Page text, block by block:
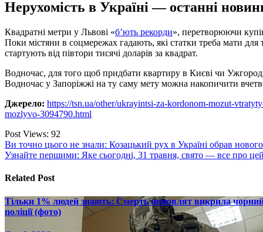
Нерухомість в Україні — останні
Квадратні метри у Львові «б’ють рекорди», перетворюючи
Поки містяни в соцмережах гадають, які статки треба мати для
стартують від півтори тисячі доларів за квадрат.
Водночас, для того щоб придбати квартиру в Києві чи
Водночас у Запоріжжі на ту саму мету можна накопичити
Джерело: https://tsn.ua/other/ukrayintsi-za-kordonom-mozut-
mozlyvo-3094790.html
Post Views: 92
Навігація
записів
Ви точно цього не знали: Козацький рух в Україні обрав
Узнайте першими: Яке сьогодні, 31 травня, свято — все про
Related Post
Тільки 1% людей знають: Смерть немовлят викрила чорний
поліції (фото)